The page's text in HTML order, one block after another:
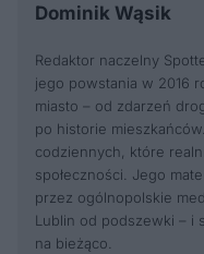
Dominik Wąsik
Redaktor naczelny
jego powstania w 2016
miasto – od zdarzeń
po historie
codziennych, które
społeczności. Jego
przez ogólnopolskie
Lublin od podszewki – i
na bieżąco.